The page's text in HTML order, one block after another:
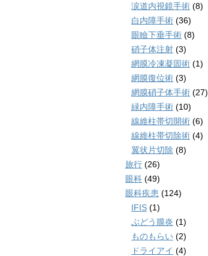
涙道内視鏡手術 (8)
白内障手術 (36)
眼瞼下垂手術 (8)
硝子体注射 (3)
網膜冷凍凝固術 (1)
網膜復位術 (3)
網膜硝子体手術 (27)
緑内障手術 (10)
線維柱帯切開術 (6)
線維柱帯切除術 (4)
翼状片切除 (8)
旅行 (26)
眼科 (49)
眼科疾患 (124)
IFIS (1)
ぶどう膜炎 (1)
ものもらい (2)
ドライアイ (4)